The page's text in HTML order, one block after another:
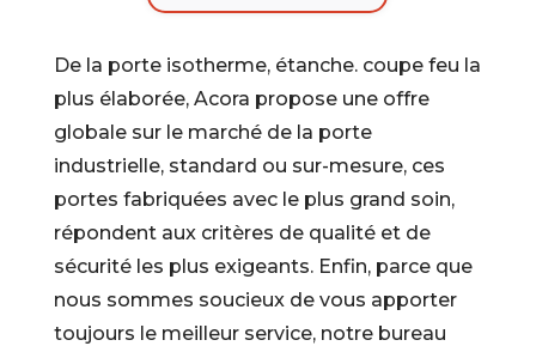
De la porte isotherme, étanche. coupe feu la
plus élaborée, Acora propose une offre
globale sur le marché de la porte
industrielle, standard ou sur-mesure, ces
portes fabriquées avec le plus grand soin,
répondent aux critères de qualité et de
sécurité les plus exigeants. Enfin, parce que
nous sommes soucieux de vous apporter
toujours le meilleur service, notre bureau